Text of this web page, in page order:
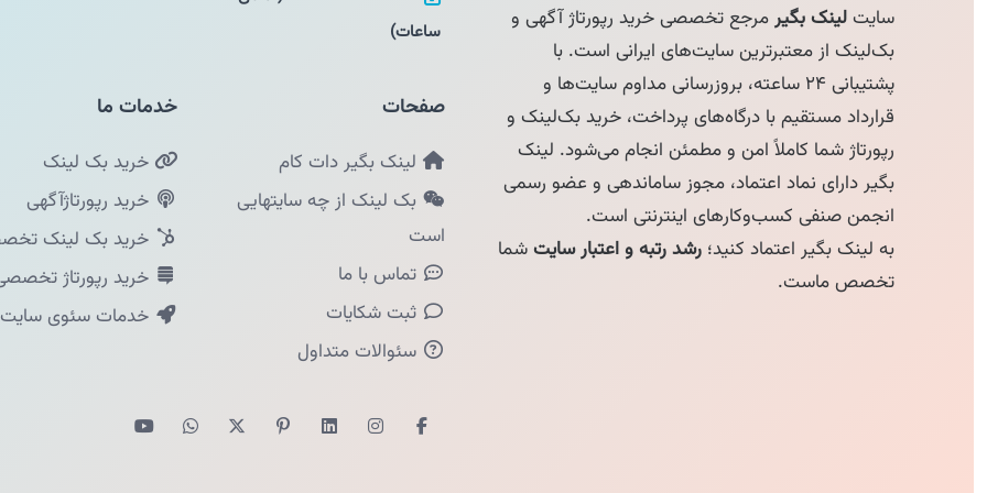
سایتلینک بگیرمرجع تخصصی خرید رپورتاژ آگهی و
بک‌لینک از معتبرترین سایت‌های ایرانی است. با
پشتیبانی ۲۴ ساعته، بروزرسانی مداوم سایت‌ها و
قرارداد مستقیم با درگاه‌های پرداخت، خرید بک‌لینک و
رپورتاژ شما کاملاً امن و مطمئن انجام می‌شود. لینک
بگیر دارای نماد اعتماد، مجوز ساماندهی و عضو رسمی
انجمن صنفی کسب‌وکارهای اینترنتی است.
به لینک بگیر اعتماد کنید؛رشد رتبه و اعتبار سایتشما
تخصص ماست.
ساعات)
صفحات
لینک بگیر دات کام
بک لینک از چه سایتهایی
است
تماس با ما
ثبت شکایات
سئوالات متداول
خدمات ما
خرید بک لینک
خرید رپورتاژآگهی
خرید بک لینک
خرید رپورتاژ تخصصی
خدمات سئوی سایت